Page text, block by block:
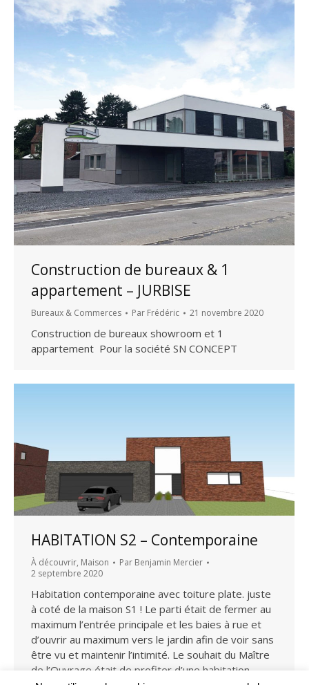
Construction de bureaux & 1
appartement – JURBISE
Bureaux & Commerces Par Frédéric 21 novembre 2020
Construction de bureaux showroom et 1
appartement Pour la société SN CONCEPT
HABITATION S2 – Contemporaine
À découvrir, Maison Par Benjamin Mercier
2 septembre 2020
Habitation contemporaine avec toiture plate. juste
à coté de la maison S1 ! Le parti était de fermer au
maximum l’entrée principale et les baies à rue et
d’ouvrir au maximum vers le jardin afin de voir sans
être vu et maintenir l’intimité. Le souhait du Maître
de l’Ouvrage était de profiter d’une habitation